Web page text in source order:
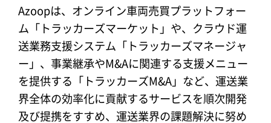
Azoopは、オンライン車両売買プラットフォー
ム「トラッカーズマーケット」や、クラウド運
送業務支援システム「トラッカーズマネージャ
ー」、事業継承やM&Aに関連する支援メニュー
を提供する「トラッカーズM&A」など、運送業
界全体の効率化に貢献するサービスを順次開発
及び提携をすすめ、運送業界の課題解決に努め